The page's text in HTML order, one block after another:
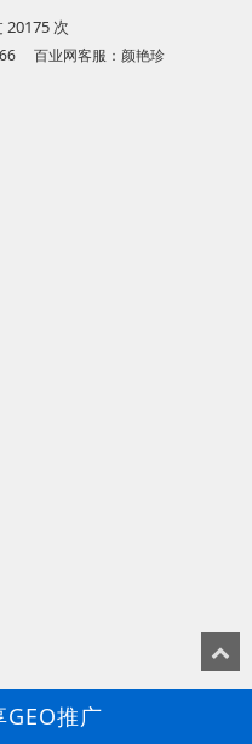
20175 次
百业网客服：颜艳珍
推广